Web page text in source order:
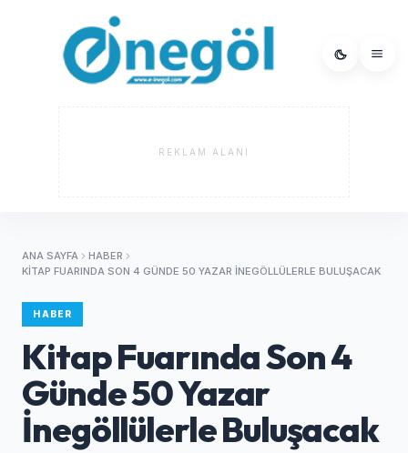
REKLAM ALANI
ANA SAYFA
HABER
KITAP FUARINDA SON 4 GÜNDE 50 YAZAR İNEGÖLLÜLERLE BULUŞACAK
HABER
Kitap Fuarında Son 4
Günde 50 Yazar
İnegöllülerle Buluşacak